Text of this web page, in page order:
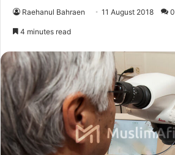
Raehanul Bahraen 11 August 2018 0
4 minutes read